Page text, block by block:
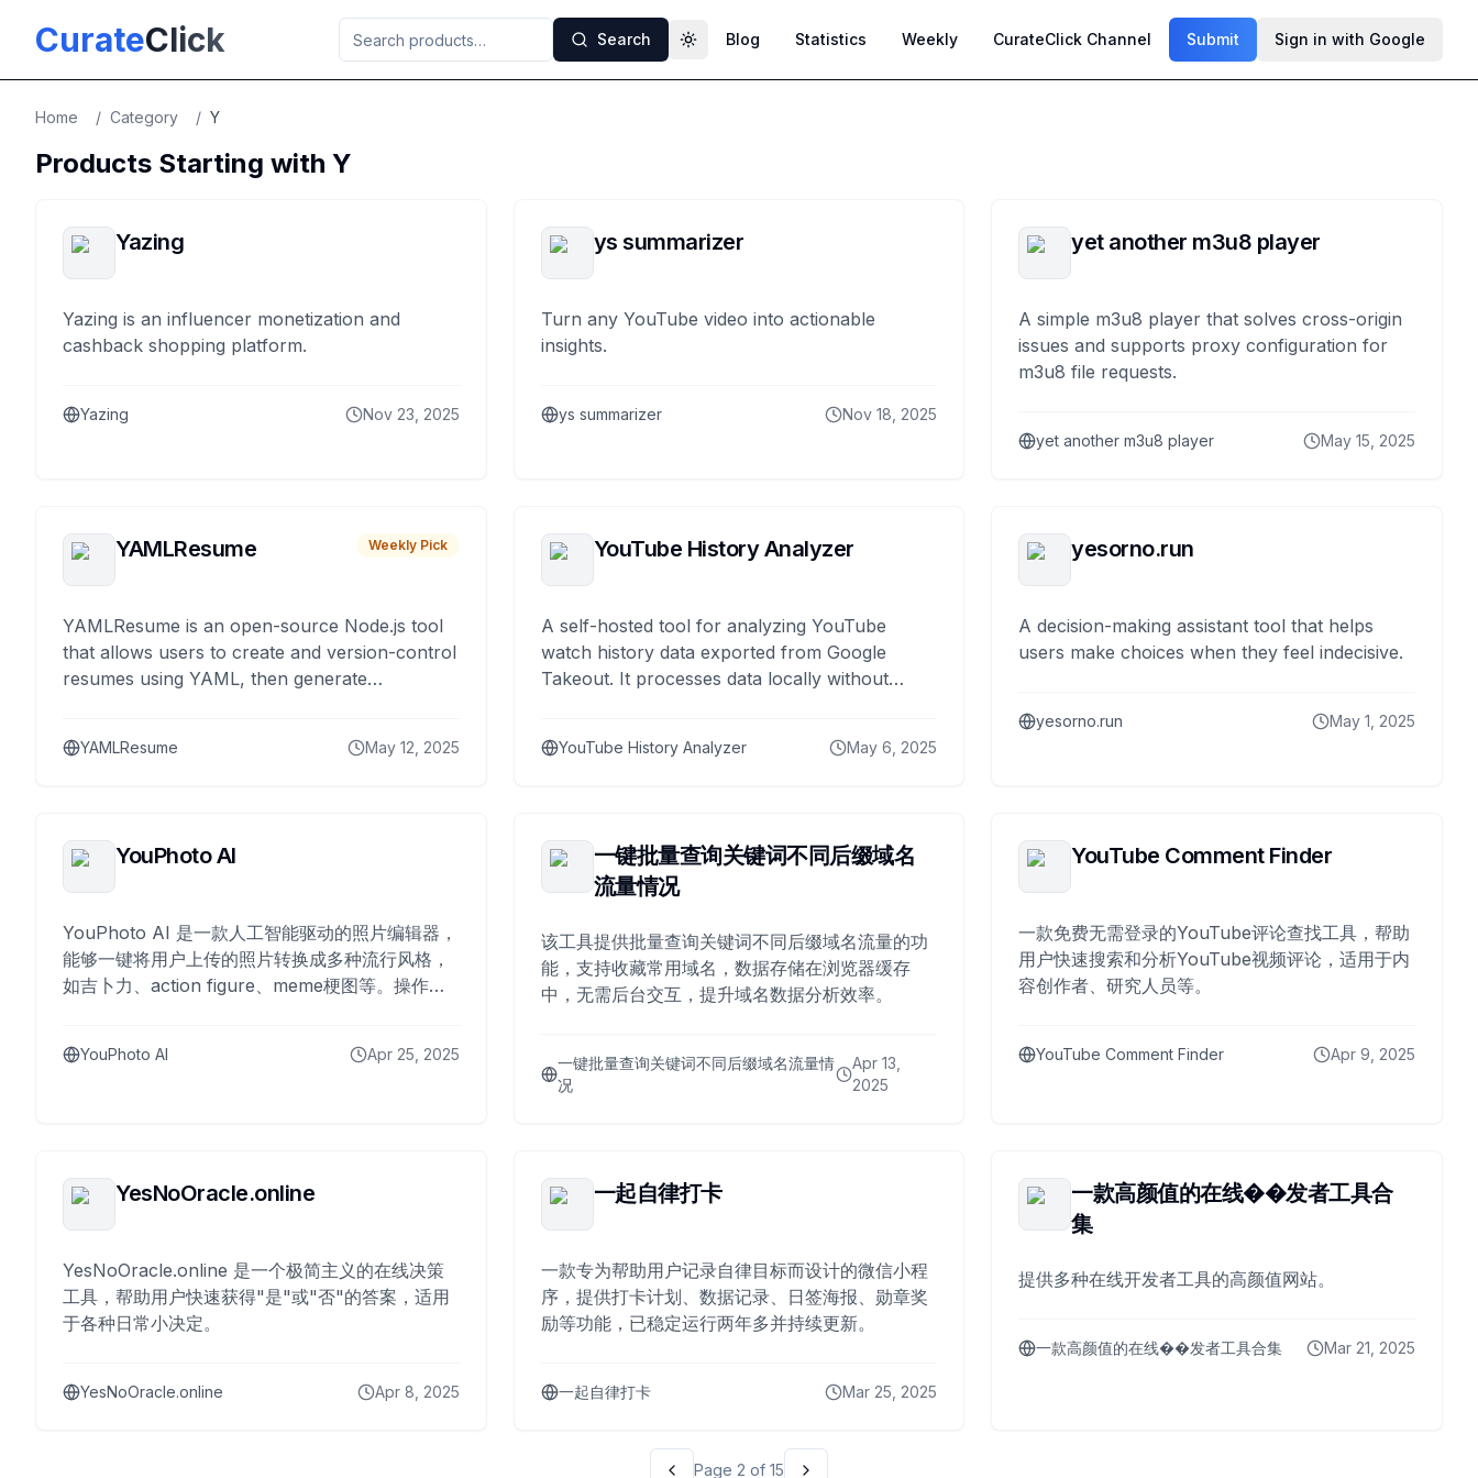
CurateClick Search Toggle theme
Blog Statistics Weekly CurateClick Channel Submit Sign in with Google
Home / Category / Y
Products Starting with Y
Yazing
Yazing is an influencer monetization and
cashback shopping platform.
Yazing Nov 23, 2025
ys summarizer
Turn any YouTube video into actionable
insights.
ys summarizer Nov 18, 2025
yet another m3u8 player
A simple m3u8 player that solves cross-origin
issues and supports proxy configuration for
m3u8 file requests.
yet another m3u8 player May 15, 2025
YAMLResume Weekly Pick
YAMLResume is an open-source Node.js tool
that allows users to create and version-control
resumes using YAML, then generate
formatting, and offers customizable templates.
YAMLResume May 12, 2025
YouTube History Analyzer
A self-hosted tool for analyzing YouTube
watch history data exported from Google
Takeout. It processes data locally without
YouTube History Analyzer May 6, 2025
yesorno.run
A decision-making assistant tool that helps
users make choices when they feel indecisive.
yesorno.run May 1, 2025
YouPhoto AI
YouPhoto AI 是一款人工智能驱动的照片编辑器，
能够一键将用户上传的照片转换成多种流行风格，
如吉卜力、action figure、meme梗图等。操作简
YouPhoto AI Apr 25, 2025
一键批量查询关键词不同后缀域名
流量情况
该工具提供批量查询关键词不同后缀域名流量的功
能，支持收藏常用域名，数据存储在浏览器缓存
中，无需后台交互，提升域名数据分析效率。
一键批量查询关键词不同后缀域名流量情
况
Apr 13,
2025
YouTube Comment Finder
一款免费无需登录的YouTube评论查找工具，帮助
用户快速搜索和分析YouTube视频评论，适用于内
容创作者、研究人员等。
YouTube Comment Finder Apr 9, 2025
YesNoOracle.online
YesNoOracle.online 是一个极简主义的在线决策
工具，帮助用户快速获得"是"或"否"的答案，适用
于各种日常小决定。
YesNoOracle.online Apr 8, 2025
一起自律打卡
一款专为帮助用户记录自律目标而设计的微信小程
序，提供打卡计划、数据记录、日签海报、勋章奖
励等功能，已稳定运行两年多并持续更新。
一起自律打卡 Mar 25, 2025
一款高颜值的在线��发者工具合
集
提供多种在线开发者工具的高颜值网站。
一款高颜值的在线��发者工具合集 Mar 21, 2025
Page 2 of 15